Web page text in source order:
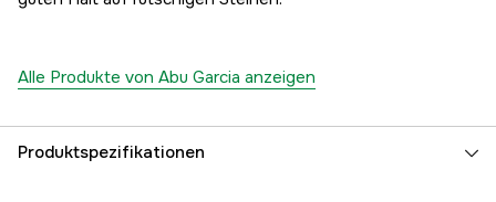
Alle Produkte von Abu Garcia anzeigen
Produktspezifikationen